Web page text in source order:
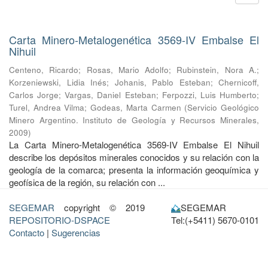
Carta Minero-Metalogenética 3569-IV Embalse El
Nihuil
Centeno, Ricardo; Rosas, Mario Adolfo; Rubinstein, Nora A.;
Korzeniewski, Lidia Inés; Johanis, Pablo Esteban; Chernicoff,
Carlos Jorge;Vargas, Daniel Esteban; Ferpozzi, Luis Humberto;
Turel, Andrea Vilma;Godeas, Marta Carmen (Servicio Geológico
Minero Argentino. Instituto de Geología y Recursos Minerales,
2009)
La Carta Minero-Metalogenética 3569-IV Embalse El Nihuil
describe los depósitos minerales conocidos y su relación con la
geología de la comarca; presenta la información geoquímica y
geofísica de la región, su relación con ...
SEGEMAR copyright © 2019
REPOSITORIO-DSPACE
Contacto | Sugerencias
SEGEMAR
Tel:(+5411) 5670-0101